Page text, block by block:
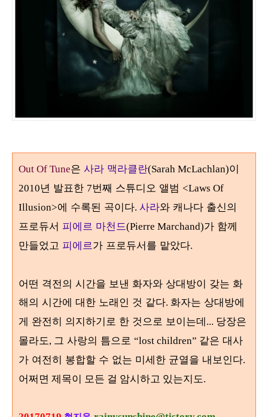
Out Of Tune은 사라 맥라클란(Sarah McLachlan)이
2010년 발표한 7번째 스튜디오 앨범 <Laws Of
Illusion>에 수록된 곡이다. 사라와 캐나다 출신의
프로듀서 피에르 마천드(Pierre Marchand)가 함께
만들었고 피에르가 프로듀서를 맡았다.
어떤 격전의 시간을 보낸 화자와 상대방이 갖는 화
해의 시간에 대한 노래인 것 같다. 화자는 상대방에
게 완전히 의지하기로 한 것으로 보이는데... 당장은
몰라도, 그 사랑의 틈으로 “lost children” 같은 대사
가 여전히 봉합할 수 없는 미세한 균열을 내보인다.
어쩌면 제목이 모든 걸 암시하고 있는지도.